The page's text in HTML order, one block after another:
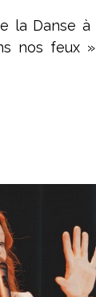
la Danse
nos feux